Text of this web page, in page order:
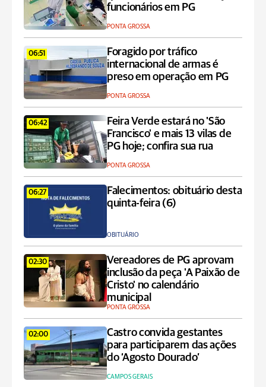
funcionários em PG
PONTA GROSSA
06:51
Foragido por tráfico
internacional de armas é
preso em operação em PG
PONTA GROSSA
06:42
Feira Verde estará no 'São
Francisco' e mais 13 vilas de
PG hoje; confira sua rua
PONTA GROSSA
06:27
Falecimentos: obituário desta
quinta-feira (6)
OBITUÁRIO
02:30
Vereadores de PG aprovam
inclusão da peça 'A Paixão de
Cristo' no calendário
municipal
PONTA GROSSA
02:00
Castro convida gestantes
para participarem das ações
do ‘Agosto Dourado’
CAMPOS GERAIS